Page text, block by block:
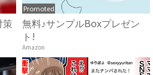
策
Promoted
無料♪サンプルBoxプレゼン
ト!
Amazon